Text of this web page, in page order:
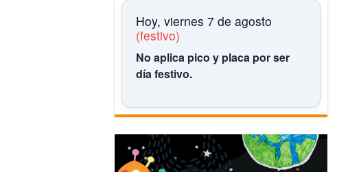
Hoy, viernes 7 de agosto
(festivo)
No aplica pico y placa por ser
día festivo.